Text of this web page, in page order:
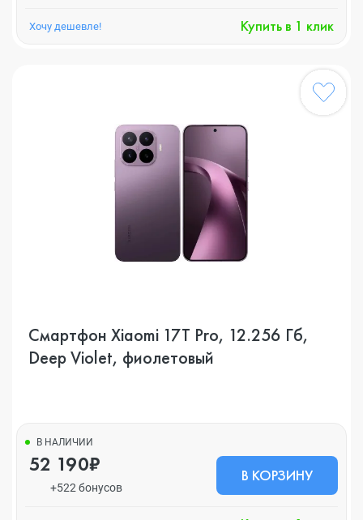
Хочу дешевле! Купить в 1 клик
Смартфон Xiaomi 17T Pro, 12.256 Гб,
Deep Violet, фиолетовый
В НАЛИЧИИ
52 190₽
+522 бонусов
В КОРЗИНУ